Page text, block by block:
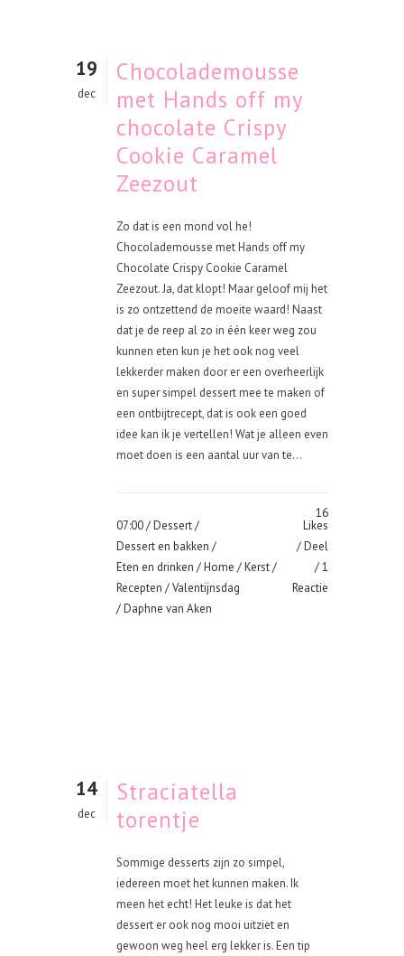
19
dec
Chocolademousse
met Hands off my
chocolate Crispy
Cookie Caramel
Zeezout
Zo dat is een mond vol he!
Chocolademousse met Hands off my
Chocolate Crispy Cookie Caramel
Zeezout. Ja, dat klopt! Maar geloof mij het
is zo ontzettend de moeite waard! Naast
dat je de reep al zo in één keer weg zou
kunnen eten kun je het ook nog veel
lekkerder maken door er een overheerlijk
en super simpel dessert mee te maken of
een ontbijtrecept, dat is ook een goed
idee kan ik je vertellen! Wat je alleen even
moet doen is een aantal uur van te...
07:00 /Dessert/
Dessert en bakken /
Eten en drinken /Home /Kerst/
Recepten /Valentijnsdag
/ Daphne van Aken
16
Likes
Deel
1
Reactie
14
dec
Straciatella
torentje
Sommige desserts zijn zo simpel,
iedereen moet het kunnen maken. Ik
meen het echt! Het leuke is dat het
dessert er ook nog mooi uitziet en
gewoon weg heel erg lekker is. Een tip